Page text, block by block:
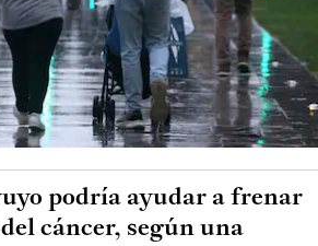
podría ayudar a frenar
cáncer, según una